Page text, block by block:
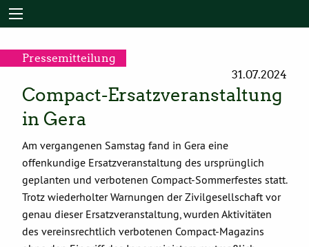
Pressemitteilung
31.07.2024
Compact-Ersatzveranstaltung
in Gera
Am vergangenen Samstag fand in Gera eine
offenkundige Ersatzveranstaltung des ursprünglich
geplanten und verbotenen Compact-Sommerfestes statt.
Trotz wiederholter Warnungen der Zivilgesellschaft vor
genau dieser Ersatzveranstaltung, wurden Aktivitäten
des vereinsrechtlich verbotenen Compact-Magazins